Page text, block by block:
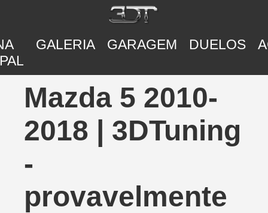
GALERIA GARAGEM DUELOS
Mazda 5 2010-
2018 | 3DTuning
-
provavelmente